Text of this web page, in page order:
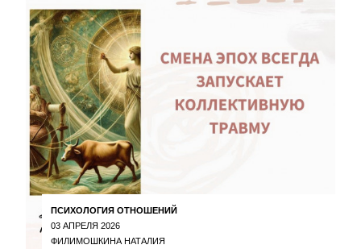
ПСИХОЛОГИЯ ОТНОШЕНИЙ
03 АПРЕЛЯ 2026
ФИЛИМОШКИНА НАТАЛИЯ